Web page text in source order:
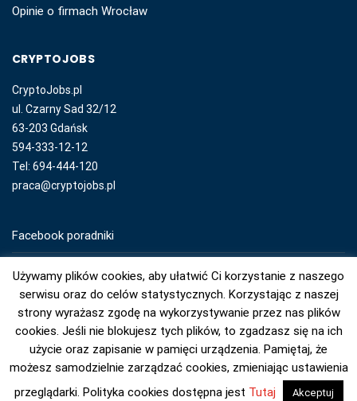
Opinie o firmach Wrocław
CRYPTOJOBS
CryptoJobs.pl
ul. Czarny Sad 32/12
63-203 Gdańsk
594-333-12-12
Tel: 694-444-120
praca@cryptojobs.pl
Facebook poradniki
YouTube poradniki
Używamy plików cookies, aby ułatwić Ci korzystanie z naszego
serwisu oraz do celów statystycznych. Korzystając z naszej
strony wyrażasz zgodę na wykorzystywanie przez nas plików
cookies. Jeśli nie blokujesz tych plików, to zgadzasz się na ich
użycie oraz zapisanie w pamięci urządzenia. Pamiętaj, że
możesz samodzielnie zarządzać cookies, zmieniając ustawienia
przeglądarki. Polityka cookies dostępna jest Tutaj Akceptuj